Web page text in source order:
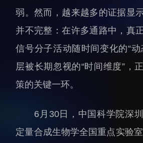
人才概况
人才介绍
人才招聘
人才动态
博士后
综合
科研
创新
人力
教育
党群
弱。然而，越来越多的证据显
并不完整：在许多通路中，真
信号分子活动随时间变化的“
层被长期忽视的“时间维度”，
策的关键一环。
6月30日，中国科学院深
定量合成生物学全国重点实验